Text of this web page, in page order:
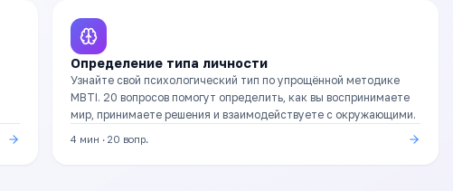
Определение типа личности
Узнайте свой психологический тип по упрощённой методике
MBTI. 20 вопросов помогут определить, как вы воспринимаете
мир, принимаете решения и взаимодействуете с окружающими.
4 мин ·20 вопр.